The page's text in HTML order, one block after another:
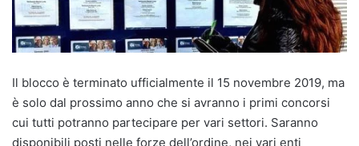
Il blocco è terminato ufficialmente il 15 novembre 2019, ma
è solo dal prossimo anno che si avranno i primi concorsi
cui tutti potranno partecipare per vari settori. Saranno
disponibili posti nelle forze dell’ordine, nei vari enti